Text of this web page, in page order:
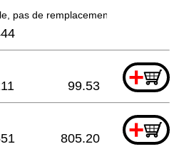
pas de remplacement
+
99.53
+
805.20